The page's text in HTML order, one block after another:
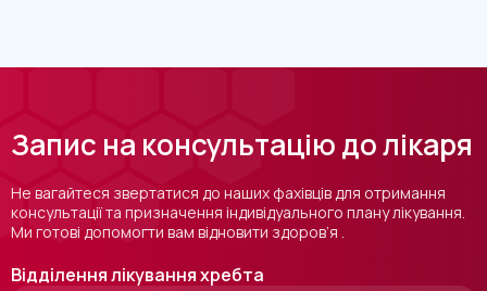
Запис на консультацію до лікаря
Не вагайтеся звертатися до наших фахівців для отримання
консультації та призначення індивідуального плану лікування.
Ми готові допомогти вам відновити здоров’я .
Відділення лікування хребта